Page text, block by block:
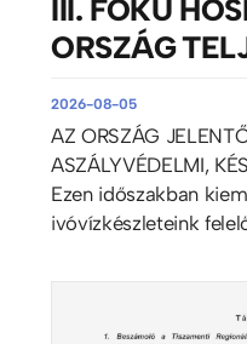
III. FOKÚ
ORSZÁG
2026-08-05
AZ ORSZÁG
ASZÁLYVÉDELMI,
Ezen időszakban
ivóvízkészleteink